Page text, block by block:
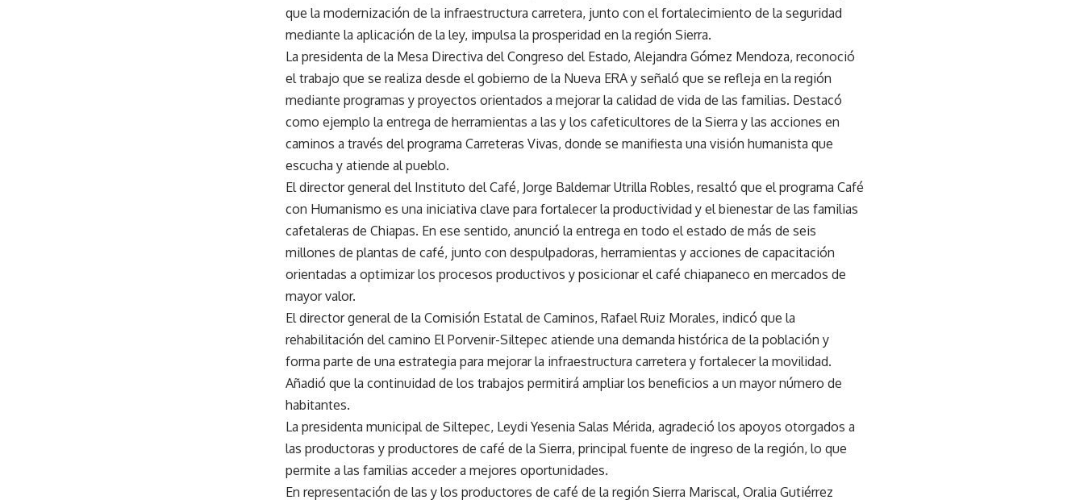
que la modernización de la infraestructura carretera, junto con el fortalecimiento de la seguridad
mediante la aplicación de la ley, impulsa la prosperidad en la región Sierra.
La presidenta de la Mesa Directiva del Congreso del Estado, Alejandra Gómez Mendoza, reconoció
el trabajo que se realiza desde el gobierno de la Nueva ERA y señaló que se refleja en la región
mediante programas y proyectos orientados a mejorar la calidad de vida de las familias. Destacó
como ejemplo la entrega de herramientas a las y los cafeticultores de la Sierra y las acciones en
caminos a través del programa Carreteras Vivas, donde se manifiesta una visión humanista que
escucha y atiende al pueblo.
El director general del Instituto del Café, Jorge Baldemar Utrilla Robles, resaltó que el programa Café
con Humanismo es una iniciativa clave para fortalecer la productividad y el bienestar de las familias
cafetaleras de Chiapas. En ese sentido, anunció la entrega en todo el estado de más de seis
millones de plantas de café, junto con despulpadoras, herramientas y acciones de capacitación
orientadas a optimizar los procesos productivos y posicionar el café chiapaneco en mercados de
mayor valor.
El director general de la Comisión Estatal de Caminos, Rafael Ruiz Morales, indicó que la
rehabilitación del camino El Porvenir-Siltepec atiende una demanda histórica de la población y
forma parte de una estrategia para mejorar la infraestructura carretera y fortalecer la movilidad.
Añadió que la continuidad de los trabajos permitirá ampliar los beneficios a un mayor número de
habitantes.
La presidenta municipal de Siltepec, Leydi Yesenia Salas Mérida, agradeció los apoyos otorgados a
las productoras y productores de café de la Sierra, principal fuente de ingreso de la región, lo que
permite a las familias acceder a mejores oportunidades.
En representación de las y los productores de café de la región Sierra Mariscal, Oralia Gutiérrez